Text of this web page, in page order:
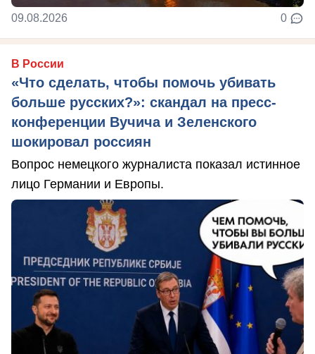
09.08.2026 0
В России
«Что сделать, чтобы помочь убивать
больше русских?»: скандал на пресс-
конференции Вучича и Зеленского
шокировал россиян
Вопрос немецкого журналиста показал истинное
лицо Германии и Европы.